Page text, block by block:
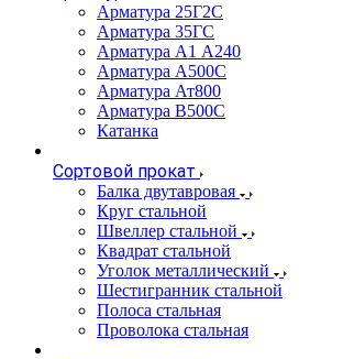
Арматура 25Г2С
Арматура 35ГС
Арматура А1 А240
Арматура А500С
Арматура Ат800
Арматура В500С
Катанка
Сортовой прокат
Балка двутавровая
Круг стальной
Швеллер стальной
Квадрат стальной
Уголок металлический
Шестигранник стальной
Полоса стальная
Проволока стальная